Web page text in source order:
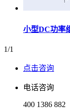
小型DC功率
1/1
点击咨询
电话咨询
400 1386 882